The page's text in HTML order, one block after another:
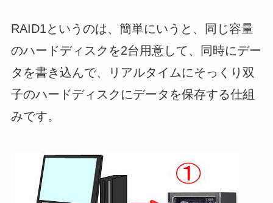
RAID1というのは、簡単にいうと、同じ容量
のハードディスクを2台用意して、同時にデー
タを書き込んで、リアルタイムにそっくり双
子のハードディスクにデータを保存する仕組
みです。